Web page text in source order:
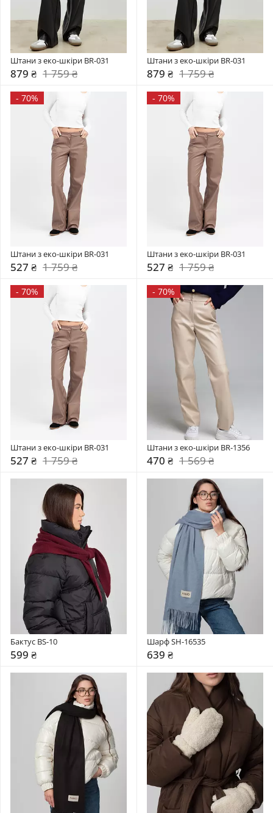
Штани з еко-шкіри BR-031
879 ₴ 1 759 ₴
Штани з еко-шкіри BR-031
879 ₴ 1 759 ₴
- 70%
Штани з еко-шкіри BR-031
527 ₴ 1 759 ₴
- 70%
Штани з еко-шкіри BR-031
527 ₴ 1 759 ₴
- 70%
Штани з еко-шкіри BR-031
527 ₴ 1 759 ₴
- 70%
Штани з еко-шкіри BR-1356
470 ₴ 1 569 ₴
Бактус BS-10
599 ₴
Шарф SH-16535
639 ₴